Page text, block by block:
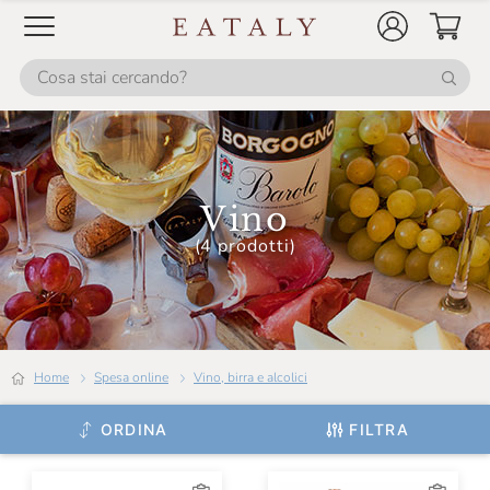
Vino
(4 prodotti)
Home Spesa online Vino, birra e alcolici
ORDINA FILTRA
Carranco
Casa Belfi
Casa E. Di Mirafiore
Casale Della Ioria
Casale Del Giglio
Cascina Corte
Cascina GemmaRina
Cascina Gilli